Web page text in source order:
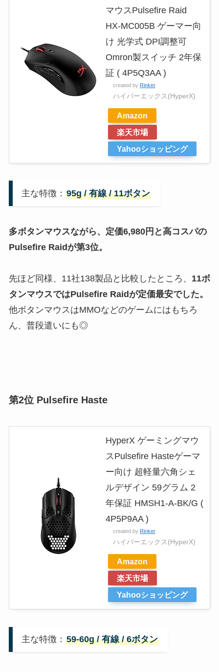
マウスPulsefire Raid
HX-MC005B ゲーマー向
け 光学式 DPI調整可
Omron製スイッチ 2年保
証 ( 4P5Q3AA )
created by Rinker
ハイパーエックス(HyperX)
Amazon
楽天市場
Yahooショッピング
主な特徴： 95g / 有線 / 11ボタン
多ボタンマウスながら、定価6,980円と高コスパの
Pulsefire Raidが第3位。
先ほど同様、11社138製品と比較したところ、 11ボ
タンマウスではPulsefire Raidが定価最安でした。
他ボタンマウスはMMOなどのゲームにはもちろ
ん、普段遣いにも◎
第2位 Pulsefire Haste
HyperX ゲーミングマウ
スPulsefire Hasteゲーマ
ー向け 超軽量六角シェ
ルデザイン 59グラム 2
年保証 HMSH1-A-BK/G (
4P5P9AA )
created by Rinker
ハイパーエックス(HyperX)
Amazon
楽天市場
Yahooショッピング
主な特徴： 59-60g / 有線 / 6ボタン